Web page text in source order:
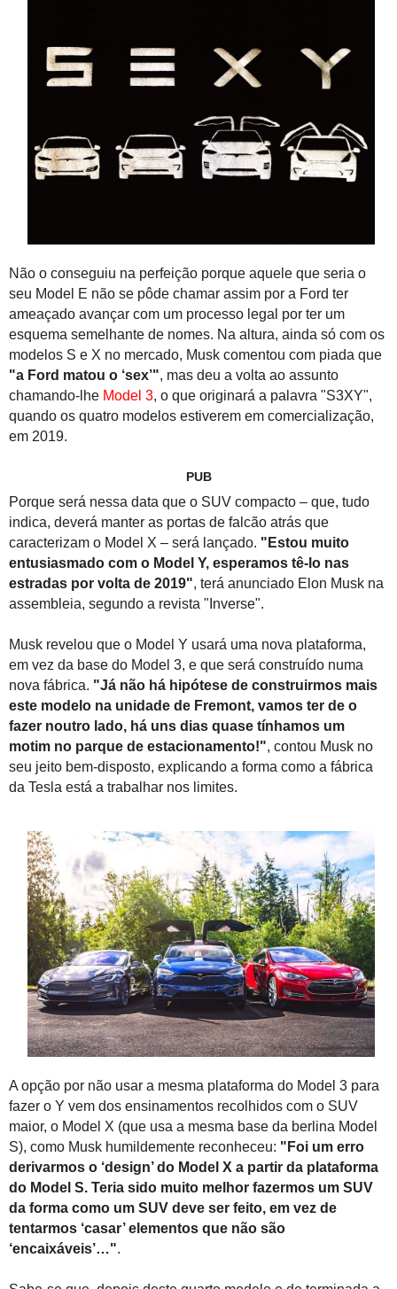
Não o conseguiu na perfeição porque aquele que seria o
seu Model E não se pôde chamar assim por a Ford ter
ameaçado avançar com um processo legal por ter um
esquema semelhante de nomes. Na altura, ainda só com os
modelos S e X no mercado, Musk comentou com piada que
"a Ford matou o ‘sex’", mas deu a volta ao assunto
chamando-lhe Model 3, o que originará a palavra "S3XY",
quando os quatro modelos estiverem em comercialização,
em 2019.
PUB
Porque será nessa data que o SUV compacto – que, tudo
indica, deverá manter as portas de falcão atrás que
caracterizam o Model X – será lançado. "Estou muito
entusiasmado com o Model Y, esperamos tê-lo nas
estradas por volta de 2019", terá anunciado Elon Musk na
assembleia, segundo a revista "Inverse".
Musk revelou que o Model Y usará uma nova plataforma,
em vez da base do Model 3, e que será construído numa
nova fábrica. "Já não há hipótese de construirmos mais
este modelo na unidade de Fremont, vamos ter de o
fazer noutro lado, há uns dias quase tínhamos um
motim no parque de estacionamento!", contou Musk no
seu jeito bem-disposto, explicando a forma como a fábrica
da Tesla está a trabalhar nos limites.
A opção por não usar a mesma plataforma do Model 3 para
fazer o Y vem dos ensinamentos recolhidos com o SUV
maior, o Model X (que usa a mesma base da berlina Model
S), como Musk humildemente reconheceu: "Foi um erro
derivarmos o ‘design’ do Model X a partir da plataforma
do Model S. Teria sido muito melhor fazermos um SUV
da forma como um SUV deve ser feito, em vez de
tentarmos ‘casar’ elementos que não são
‘encaixáveis’…".